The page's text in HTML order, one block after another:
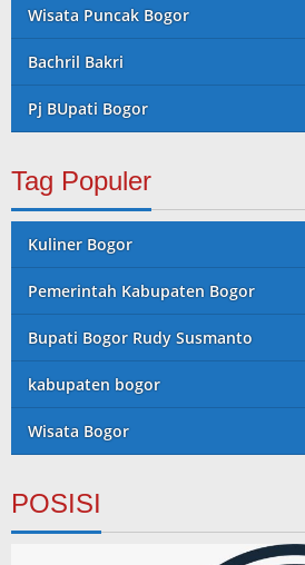
Wisata Puncak Bogor
Bachril Bakri
Pj BUpati Bogor
Tag Populer
Kuliner Bogor
Pemerintah Kabupaten Bogor
Bupati Bogor Rudy Susmanto
kabupaten bogor
Wisata Bogor
POSISI